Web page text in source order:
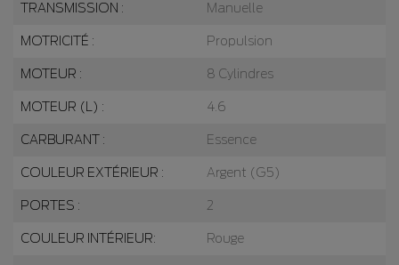
TRANSMISSION : Manuelle
MOTRICITÉ : Propulsion
MOTEUR : 8 Cylindres
MOTEUR (L) : 4.6
CARBURANT : Essence
COULEUR EXTÉRIEUR : Argent (G5)
PORTES : 2
COULEUR INTÉRIEUR: Rouge